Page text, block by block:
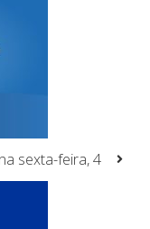
sexta-feira, 4